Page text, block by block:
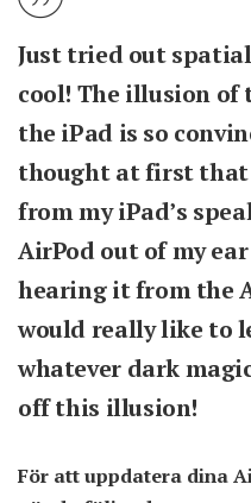
Just tried out
cool! The illusion of
the iPad is so
thought at first that
from my iPad’s
AirPod out of my
hearing it from the
would really like to
whatever dark
off this illusion!
För att uppdatera dina